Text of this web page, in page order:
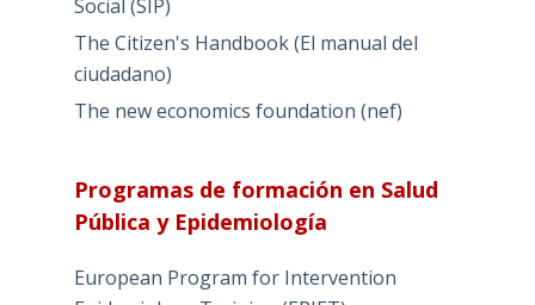
Social (SIP)
The Citizen's Handbook (El manual del
ciudadano)
The new economics foundation (nef)
Programas de formación en Salud
Pública y Epidemiología
European Program for Intervention